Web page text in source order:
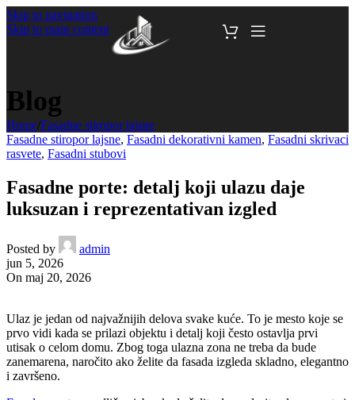
Skip to navigation
Skip to main content
Blog
Home/Fasadne stiropor lajsne
Fasadne stiropor lajsne, Fasadni dekorativni kamen, Fasadni skrivaci
rasvete, Fasadni stubovi
Fasadne porte: detalj koji ulazu daje
luksuzan i reprezentativan izgled
Posted by
admin
jun 5, 2026
On maj 20, 2026
Ulaz je jedan od najvažnijih delova svake kuće. To je mesto koje se
prvo vidi kada se prilazi objektu i detalj koji često ostavlja prvi
utisak o celom domu. Zbog toga ulazna zona ne treba da bude
zanemarena, naročito ako želite da fasada izgleda skladno, elegantno
i završeno.